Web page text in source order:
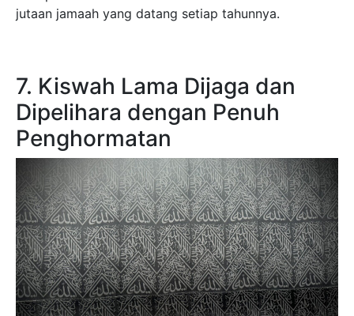
jutaan jamaah yang datang setiap tahunnya.
7. Kiswah Lama Dijaga dan
Dipelihara dengan Penuh
Penghormatan